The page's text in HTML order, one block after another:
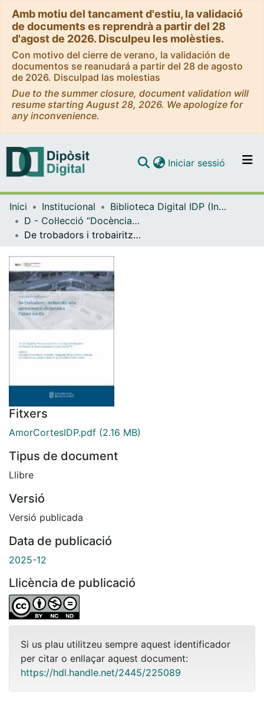
Amb motiu del tancament d'estiu, la validació
de documents es reprendrà a partir del 28
d'agost de 2026. Disculpeu les molèsties.
Con motivo del cierre de verano, la validación de
documentos se reanudará a partir del 28 de agosto
de 2026. Disculpad las molestias
Due to the summer closure, document validation will
resume starting August 28, 2026. We apologize for
any inconvenience.
Navega per tot el DD
Com publicar
Iniciar sessió (current)
Inici Institucional
Biblioteca Digital IDP (Institut de Desenvolupament Professional)
D - Col·lecció “Docència i metodologia” (IDP)
De trobadors i trobairitz: una aproximació didàctica a l’amor cortès
Fitxers
AmorCortesIDP.pdf (2.16 MB)
Tipus de document
Llibre
Versió
Versió publicada
Data de publicació
2025-12
Llicència de publicació
Si us plau utilitzeu sempre aquest identificador
per citar o enllaçar aquest document:
https://hdl.handle.net/2445/225089